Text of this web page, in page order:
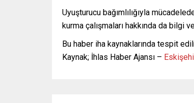
Uyuşturucu bağımlılığıyla
kurma çalışmaları hakkında da bilgi
Bu haber iha kaynaklarında tespit
Kaynak; İhlas Haber Ajansı –